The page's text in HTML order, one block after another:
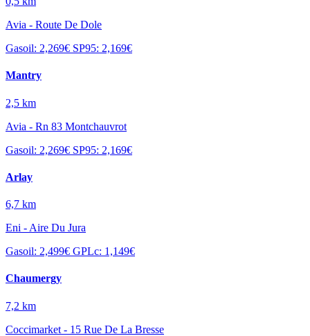
Avia - Route De Dole
Gasoil: 2,269€ SP95: 2,169€
Mantry
2,5 km
Avia - Rn 83 Montchauvrot
Gasoil: 2,269€ SP95: 2,169€
Arlay
6,7 km
Eni - Aire Du Jura
Gasoil: 2,499€ GPLc: 1,149€
Chaumergy
7,2 km
Coccimarket - 15 Rue De La Bresse